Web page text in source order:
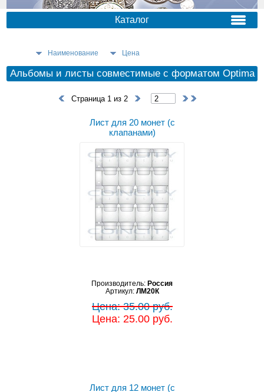
Каталог
Наименование Цена
Альбомы и листы совместимые с форматом Optima
Страница 1 из 2
Лист для 20 монет (с
клапанами)
Производитель: Россия
Артикул: ЛМ20К
Цена: 35.00 руб.
Цена: 25.00 руб.
Лист для 12 монет (с